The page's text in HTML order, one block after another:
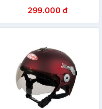
mũ thương hiệu Andes nổi
tiếng
299.000 đ